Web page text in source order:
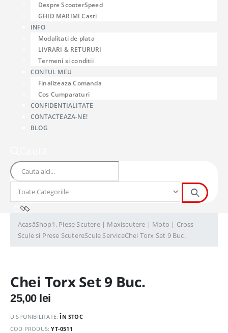
Despre ScooterSpeed
GHID MARIMI Casti
INFO
Modalitati de plata
LIVRARI & RETURURI
Termeni si conditii
CONTUL MEU
Finalizeaza Comanda
Cos Cumparaturi
CONFIDENTIALITATE
CONTACTEAZA-NE!
BLOG
AcasăShop1. Piese Scutere | Maxiscutere | Moto | Cross
Scule si Prese ScutereScule ServiceChei Torx Set 9 Buc.
Chei Torx Set 9 Buc.
25,00 lei
DISPONIBILITATE:ÎN STOC
COD PRODUS:YT-0511